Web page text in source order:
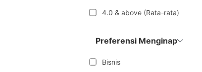
4.0 & above (Rata-rata)
Preferensi Menginap
Bisnis